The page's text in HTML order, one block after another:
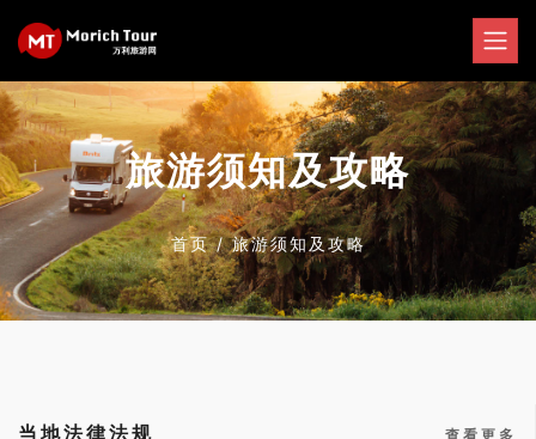
旅游须知及攻略
首页/旅游须知及攻略
当地法律法规 查看更多